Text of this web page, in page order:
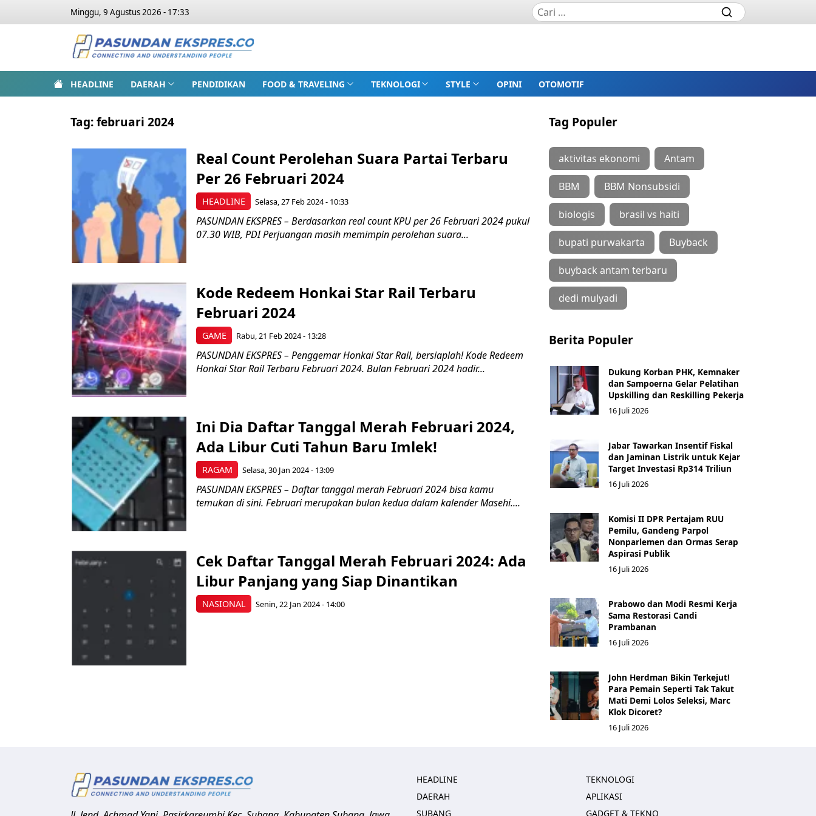
Minggu, 9 Agustus 2026 - 17:33
HEADLINE DAERAH PENDIDIKAN FOOD & TRAVELING TEKNOLOGI STYLE OPINI OTOMOTIF
Tag:februari 2024
HEADLINE
Real Count Perolehan Suara Partai Terbaru
Per 26 Februari 2024
Selasa, 27 Feb 2024 - 10:33
PASUNDAN EKSPRES – Berdasarkan real count KPU per 26 Februari 2024 pukul
07.30 WIB, PDI Perjuangan masih memimpin perolehan suara...
GAME
Kode Redeem Honkai Star Rail Terbaru
Februari 2024
Rabu, 21 Feb 2024 - 13:28
PASUNDAN EKSPRES – Penggemar Honkai Star Rail, bersiaplah! Kode Redeem
Honkai Star Rail Terbaru Februari 2024. Bulan Februari 2024 hadir...
RAGAM
Ini Dia Daftar Tanggal Merah Februari 2024,
Ada Libur Cuti Tahun Baru Imlek!
Selasa, 30 Jan 2024 - 13:09
PASUNDAN EKSPRES – Daftar tanggal merah Februari 2024 bisa kamu
temukan di sini. Februari merupakan bulan kedua dalam kalender Masehi....
NASIONAL
Cek Daftar Tanggal Merah Februari 2024: Ada
Libur Panjang yang Siap Dinantikan
Senin, 22 Jan 2024 - 14:00
Tag Populer
aktivitas ekonomi Antam
BBM BBM Nonsubsidi
biologis brasil vs haiti
bupati purwakarta Buyback
buyback antam terbaru
dedi mulyadi
Berita Populer
Dukung Korban PHK, Kemnaker
dan Sampoerna Gelar Pelatihan
Upskilling dan Reskilling Pekerja
16 Juli 2026
Jabar Tawarkan Insentif Fiskal
dan Jaminan Listrik untuk Kejar
Target Investasi Rp314 Triliun
16 Juli 2026
Komisi II DPR Pertajam RUU
Pemilu, Gandeng Parpol
Nonparlemen dan Ormas Serap
Aspirasi Publik
16 Juli 2026
Prabowo dan Modi Resmi Kerja
Sama Restorasi Candi
Prambanan
16 Juli 2026
John Herdman Bikin Terkejut!
Para Pemain Seperti Tak Takut
Mati Demi Lolos Seleksi, Marc
Klok Dicoret?
16 Juli 2026
HEADLINE
DAERAH
SUBANG
TEKNOLOGI
APLIKASI
GADGET & TEKNO